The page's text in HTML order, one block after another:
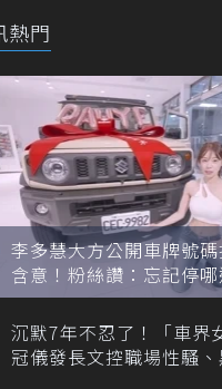
熱門
李多慧大方公開車牌號
含意！粉絲讚：忘記停哪
忙找車
沉默7年不忍了！「車界
冠儀發長文控職場性騷